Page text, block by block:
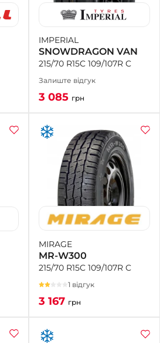
IMPERIAL
SNOWDRAGON VAN
215/70 R15C 109/107R C
Залиште відгук
3 085 грн
MIRAGE
MR-W300
215/70 R15C 109/107R C
1 відгук
3 167 грн